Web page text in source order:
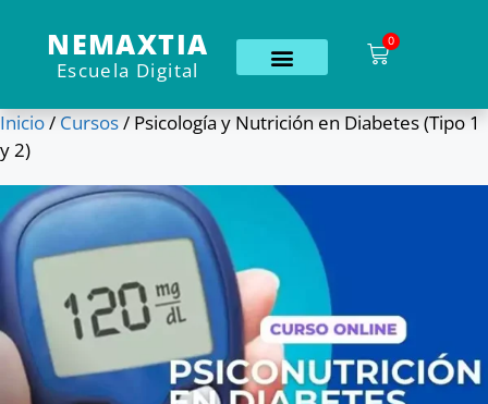
NEMAXTIA
Escuela Digital
0
Inicio/Cursos/ Psicología y Nutrición en Diabetes (Tipo 1
y 2)